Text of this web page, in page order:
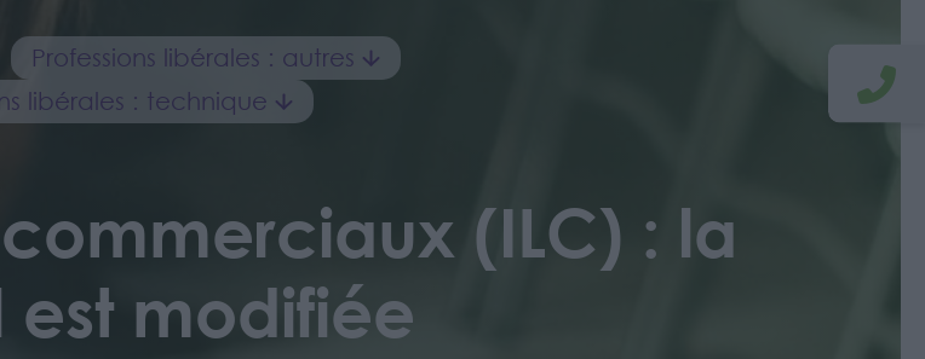
Professions libérales : autres
libérales : technique
(ILC) : la
modifiée